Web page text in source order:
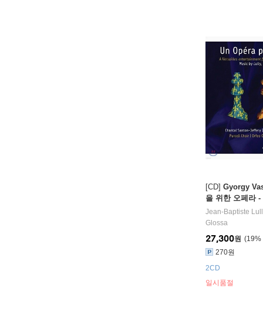
[CD] Gyorgy
을 위한 오페라
레르 / 글룩 (Un
Rois)
Jean-Baptiste
Glossa
19%
27,300원
270원
일시품절
2CD